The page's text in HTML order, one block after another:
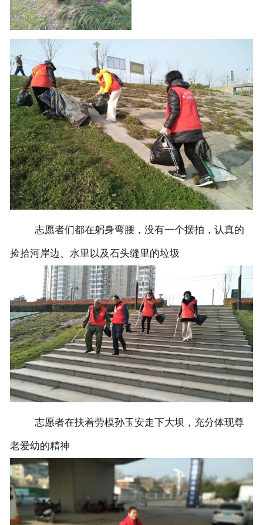
志愿者们都在躬身弯腰，没有一个摆拍，认真的
捡拾河岸边、水里以及石头缝里的垃圾
志愿者在扶着劳模孙玉安走下大坝，充分体现尊
老爱幼的精神